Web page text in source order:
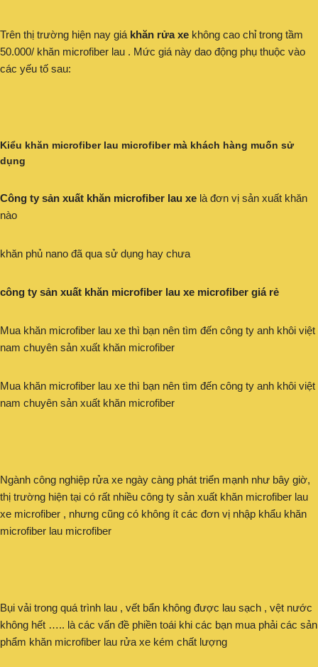
Trên thị trường hiện nay giá khăn rửa xe không cao chỉ trong tầm
50.000/ khăn microfiber lau . Mức giá này dao động phụ thuộc vào
các yếu tố sau:
Kiểu khăn microfiber lau microfiber mà khách hàng muốn sử
dụng
Công ty sản xuất khăn microfiber lau xe là đơn vị sản xuất khăn
nào
khăn phủ nano đã qua sử dụng hay chưa
công ty sản xuất khăn microfiber lau xe microfiber giá rẻ
Mua khăn microfiber lau xe thì bạn nên tìm đến công ty anh khôi việt
nam chuyên sản xuất khăn microfiber
Mua khăn microfiber lau xe thì bạn nên tìm đến công ty anh khôi việt
nam chuyên sản xuất khăn microfiber
Ngành công nghiệp rửa xe ngày càng phát triển mạnh như bây giờ,
thị trường hiện tại có rất nhiều công ty sản xuất khăn microfiber lau
xe microfiber , nhưng cũng có không ít các đơn vị nhập khẩu khăn
microfiber lau microfiber
Bụi vải trong quá trình lau , vết bẩn không được lau sạch , vệt nước
không hết ….. là các vấn đề phiền toái khi các bạn mua phải các sản
phẩm khăn microfiber lau rửa xe kém chất lượng